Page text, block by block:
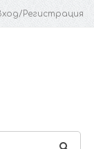
Регистрация